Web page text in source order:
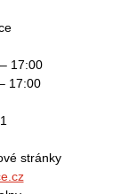
17:00
17:00
stránky